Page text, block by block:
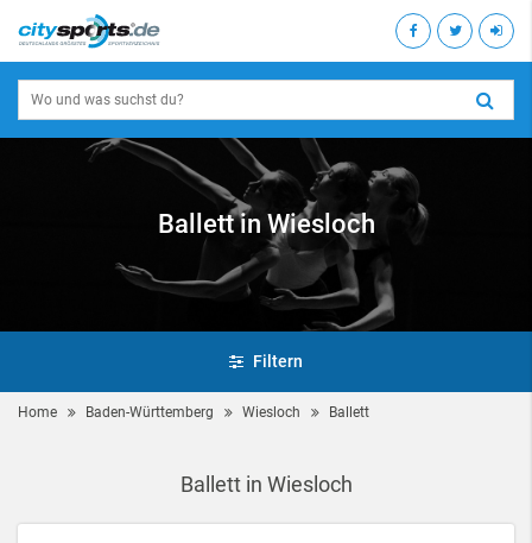
Ballett in Wiesloch
Filtern
Home Baden-Württemberg Wiesloch Ballett
Ballett in Wiesloch